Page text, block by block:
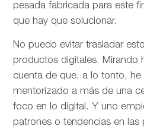
pesada fabricada para este
que hay que solucionar.
No puedo evitar trasladar
productos digitales. Mirando
cuenta de que, a lo tonto, he
mentorizado a más de una
foco en lo digital. Y uno
patrones o tendencias en las